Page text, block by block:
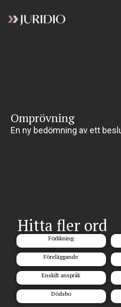
Omprövning
En ny bedömning av ett
Hitta fler ord
Förlikning
Föreläggande
Enskilt anspråk
Dödsbo